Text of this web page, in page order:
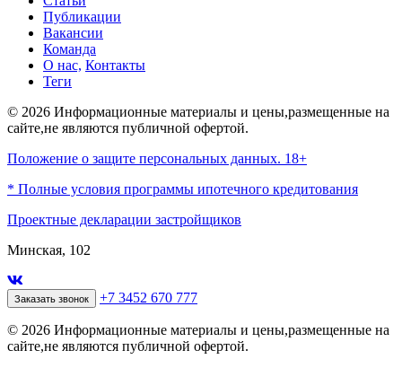
Публикации
Вакансии
Команда
О нас, Контакты
Теги
© 2026 Информационные материалы и цены,размещенные на
сайте,не являются публичной офертой.
Положение о защите персональных данных. 18+
* Полные условия программы ипотечного кредитования
Проектные декларации застройщиков
Минская, 102
Заказать звонок +7 3452 670 777
© 2026 Информационные материалы и цены,размещенные на
сайте,не являются публичной офертой.